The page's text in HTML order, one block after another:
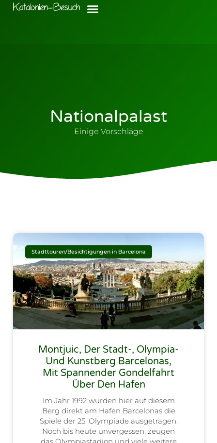
Nationalpalast
Einige Vorschläge
Stadttouren/Besichtigungen in Barcelona
Montjuic, Der Stadt-, Olympia-
Und Kunstberg Barcelonas,
Mit Spannender Gondelfahrt
Über Den Hafen
Im Jahr 1992 wurden hier auf diesem
Berg direkt am Hafen Barcelonas die
Spiele der 25. Olympiade ausgetragen.
Noch bis heute unvergessen, zeugen
das Olympiastadion und viele weitere